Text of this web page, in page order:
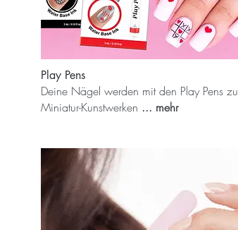
Play Pens
Deine Nägel werden mit den Play Pens zu
Miniatur-Kunstwerken ... mehr